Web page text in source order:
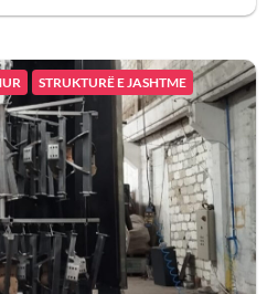
STRUKTURË E JASHTME